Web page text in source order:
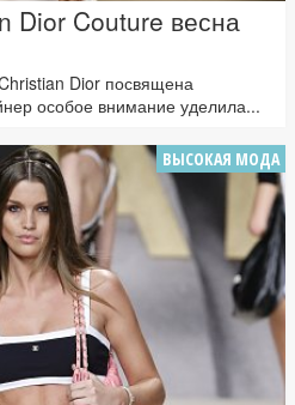
Dior Couture весна
Dior посвящена
особое внимание уделила...
ВЫСОКАЯ МОДА